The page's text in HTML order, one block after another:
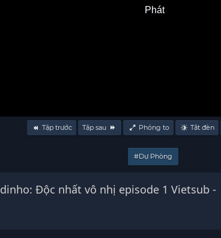
Phát
Tập trước Tập sau Phóng to Tắt đèn
#Dự Phòng
Độc nhất vô nhị episode 1 Vietsub -